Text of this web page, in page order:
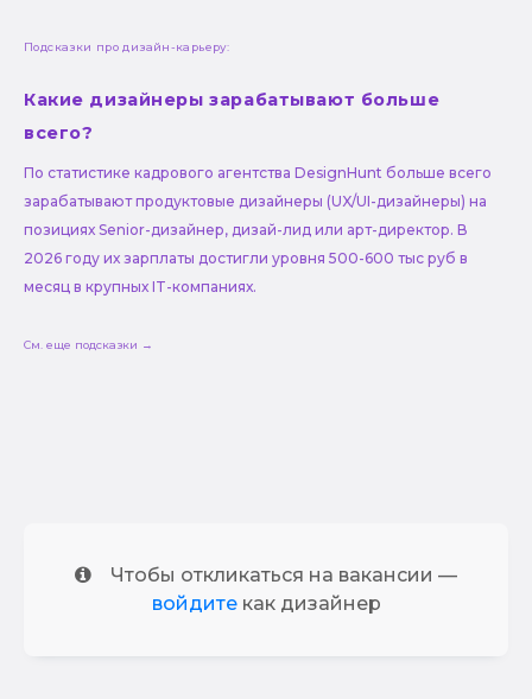
Подсказки про дизайн-карьеру:
Какие дизайнеры зарабатывают больше
всего?
По статистике кадрового агентства DesignHunt больше всего
зарабатывают продуктовые дизайнеры (UX/UI-дизайнеры) на
позициях Senior-дизайнер, дизай-лид или арт-директор. В
2026 году их зарплаты достигли уровня 500-600 тыс руб в
месяц в крупных IT-компаниях.
См. еще подсказки →
Чтобы откликаться на вакансии —
войдитекак дизайнер